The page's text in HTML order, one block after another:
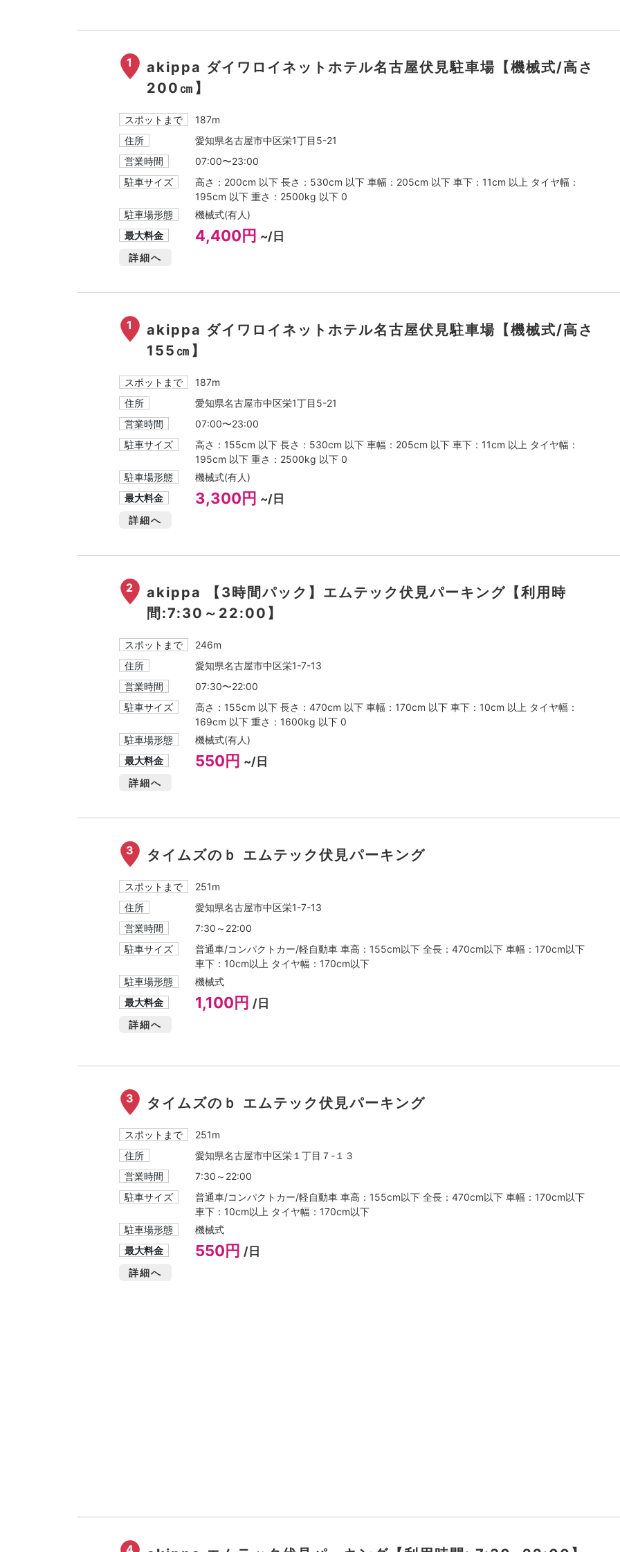
1
akippa ダイワロイネットホテル名古屋伏見駐車場【機械式/高さ
200㎝】
スポットまで
187m
住所
愛知県名古屋市中区栄1丁目5-21
営業時間
07:00〜23:00
駐車サイズ
高さ：200cm 以下 長さ：530cm 以下 車幅：205cm 以下 車下：11cm 以上 タイヤ幅：
195cm 以下 重さ：2500kg 以下 0
駐車場形態
機械式(有人)
最大料金
4,400円 ~/日
詳細へ
1
akippa ダイワロイネットホテル名古屋伏見駐車場【機械式/高さ
155㎝】
スポットまで
187m
住所
愛知県名古屋市中区栄1丁目5-21
営業時間
07:00〜23:00
駐車サイズ
高さ：155cm 以下 長さ：530cm 以下 車幅：205cm 以下 車下：11cm 以上 タイヤ幅：
195cm 以下 重さ：2500kg 以下 0
駐車場形態
機械式(有人)
最大料金
3,300円 ~/日
詳細へ
2
akippa 【3時間パック】エムテック伏見パーキング【利用時
間:7:30～22:00】
スポットまで
246m
住所
愛知県名古屋市中区栄1-7-13
営業時間
07:30〜22:00
駐車サイズ
高さ：155cm 以下 長さ：470cm 以下 車幅：170cm 以下 車下：10cm 以上 タイヤ幅：
169cm 以下 重さ：1600kg 以下 0
駐車場形態
機械式(有人)
最大料金
550円 ~/日
詳細へ
3 タイムズのｂ エムテック伏見パーキング
スポットまで
251m
住所
愛知県名古屋市中区栄1-7-13
営業時間
7:30～22:00
駐車サイズ
普通車/コンパクトカー/軽自動車 車高：155cm以下 全長：470cm以下 車幅：170cm以下
車下：10cm以上 タイヤ幅：170cm以下
駐車場形態
機械式
最大料金
1,100円 /日
詳細へ
3 タイムズのｂ エムテック伏見パーキング
スポットまで
251m
住所
愛知県名古屋市中区栄１丁目７-１３
営業時間
7:30～22:00
駐車サイズ
普通車/コンパクトカー/軽自動車 車高：155cm以下 全長：470cm以下 車幅：170cm以下
車下：10cm以上 タイヤ幅：170cm以下
駐車場形態
機械式
最大料金
550円 /日
詳細へ